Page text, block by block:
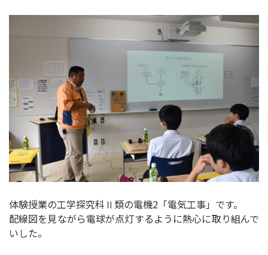
体験授業の工学探究科Ⅱ類の電機2「電気工事」です。
配線図を見ながら電球が点灯するように熱心に取り組んで
いした。